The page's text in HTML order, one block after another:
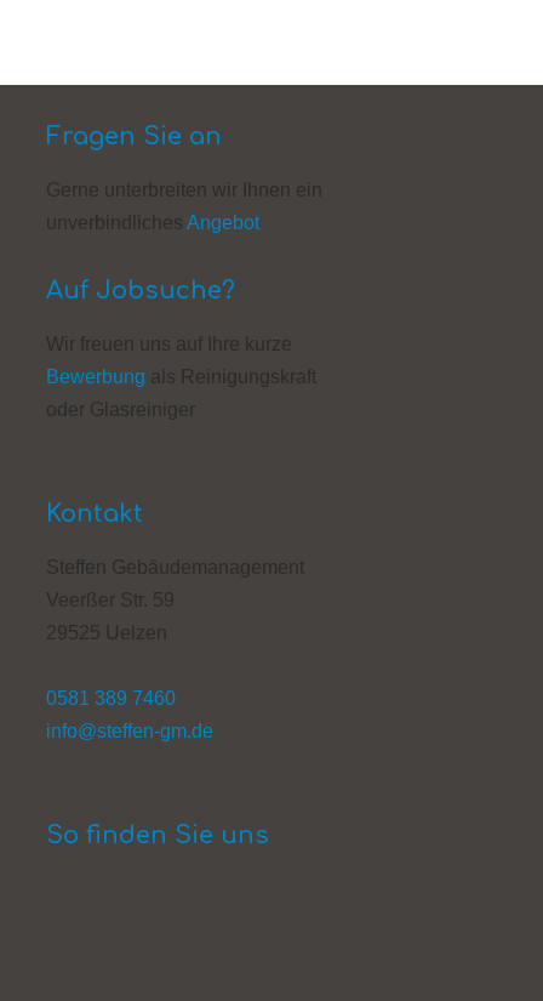
Fragen Sie an
Gerne unterbreiten wir Ihnen ein
unverbindliches Angebot
Auf Jobsuche?
Wir freuen uns auf Ihre kurze
Bewerbung als Reinigungskraft
oder Glasreiniger
Kontakt
Steffen Gebäudemanagement
Veerßer Str. 59
29525 Uelzen
0581 389 7460
info@steffen-gm.de
So finden Sie uns